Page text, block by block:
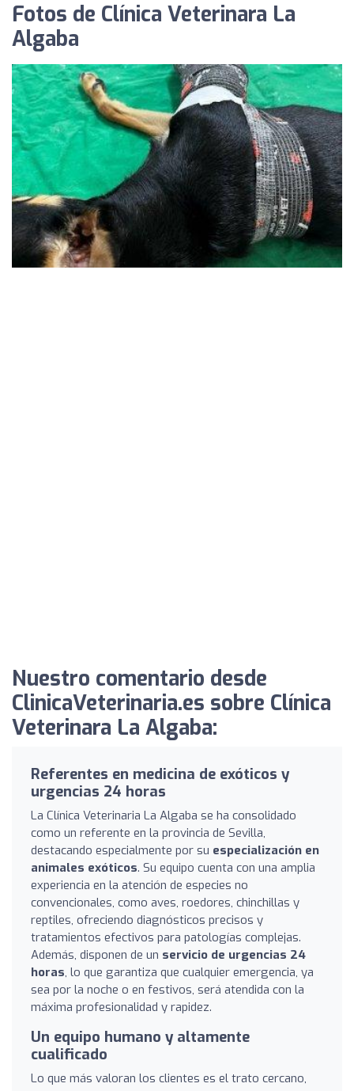
Fotos de Clínica Veterinara La
Algaba
Nuestro comentario desde
ClinicaVeterinaria.es sobre Clínica
Veterinara La Algaba:
Referentes en medicina de exóticos y
urgencias 24 horas
La Clínica Veterinaria La Algaba se ha consolidado
como un referente en la provincia de Sevilla,
destacando especialmente por su especialización en
animales exóticos. Su equipo cuenta con una amplia
experiencia en la atención de especies no
convencionales, como aves, roedores, chinchillas y
reptiles, ofreciendo diagnósticos precisos y
tratamientos efectivos para patologías complejas.
Además, disponen de un servicio de urgencias 24
horas, lo que garantiza que cualquier emergencia, ya
sea por la noche o en festivos, será atendida con la
máxima profesionalidad y rapidez.
Un equipo humano y altamente
cualificado
Lo que más valoran los clientes es el trato cercano,